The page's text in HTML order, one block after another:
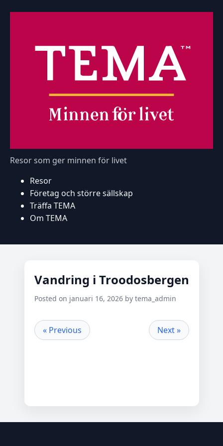
Resor som ger minnen för livet
Resor
Företag och större sällskap
Träffa TEMA
Om TEMA
Vandring i Troodosbergen
Posted on januari 16, 2026 by tema_admin
« Previous Next »